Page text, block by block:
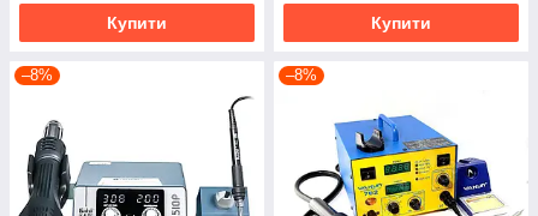
Купити Купити
–8% –8%